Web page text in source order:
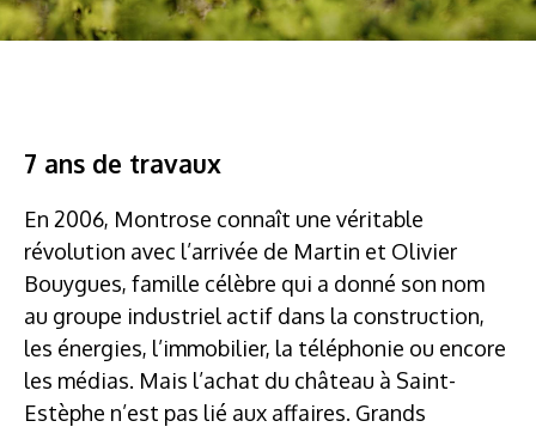
7 ans de travaux
En 2006, Montrose connaît une véritable
révolution avec l’arrivée de Martin et Olivier
Bouygues, famille célèbre qui a donné son nom
au groupe industriel actif dans la construction,
les énergies, l’immobilier, la téléphonie ou encore
les médias. Mais l’achat du château à Saint-
Estèphe n’est pas lié aux affaires. Grands